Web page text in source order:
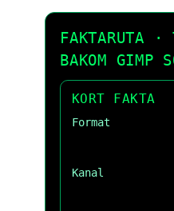
FAKTARUTA ·
BAKOM GIMP
KORT FAKTA
Format
Kanal